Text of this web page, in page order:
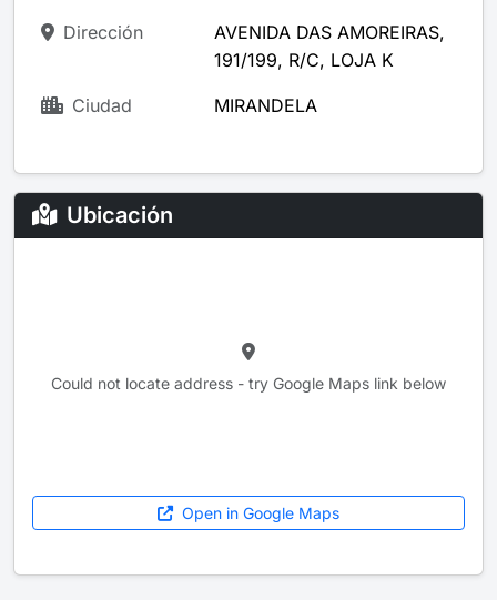
Dirección
AVENIDA DAS AMOREIRAS,
191/199, R/C, LOJA K
Ciudad MIRANDELA
Ubicación
Could not locate address - try Google Maps link below
Open in Google Maps